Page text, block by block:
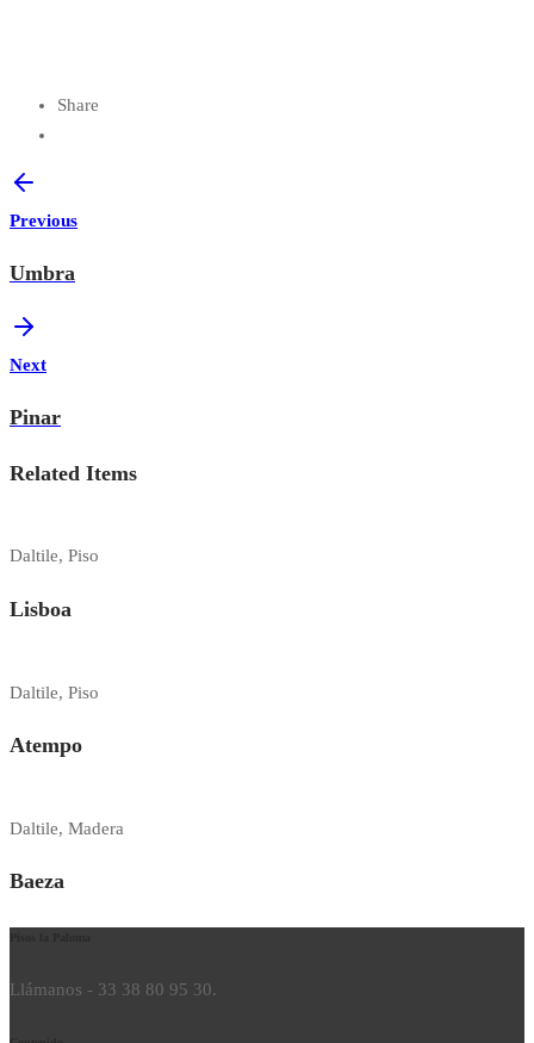
Share
Previous
Umbra
Next
Pinar
Related Items
Daltile, Piso
Lisboa
Daltile, Piso
Atempo
Daltile, Madera
Baeza
Llámanos - 33 38 80 95 30.